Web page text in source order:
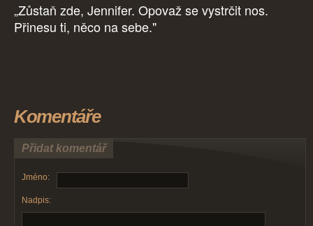
„Zůstaň zde, Jennifer. Opovaž se vystrčit nos.
Přinesu ti, něco na sebe."
Komentáře
Přidat komentář
Jméno:
Nadpis: